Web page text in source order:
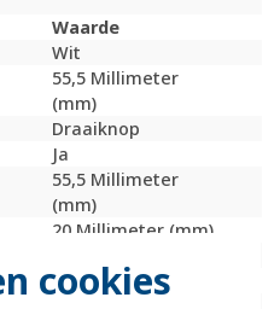
cookies
Waarde
Wit
55,5 Millimeter
(mm)
Draaiknop
Ja
55,5 Millimeter
(mm)
20 Millimeter (mm)
Onbehandeld